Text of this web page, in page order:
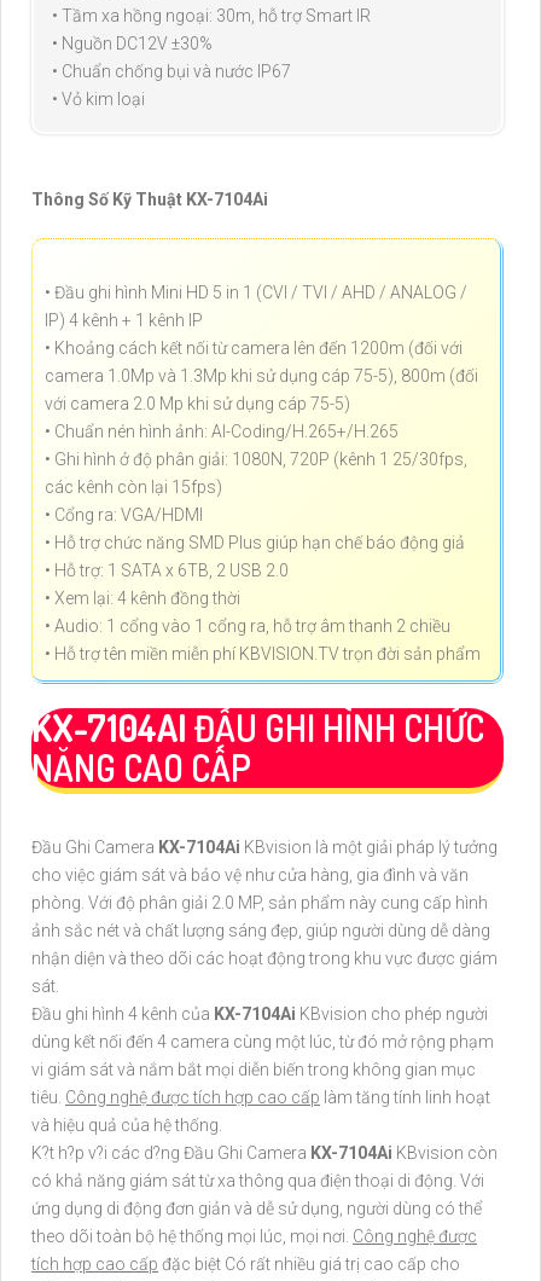
• Tầm xa hồng ngoại: 30m, hỗ trợ Smart IR
• Nguồn DC12V ±30%
• Chuẩn chống bụi và nước IP67
• Vỏ kim loại
Thông Số Kỹ Thuật KX-7104Ai
• Đầu ghi hình Mini HD 5 in 1 (CVI / TVI / AHD / ANALOG /
IP) 4 kênh + 1 kênh IP
• Khoảng cách kết nối từ camera lên đến 1200m (đối với
camera 1.0Mp và 1.3Mp khi sử dụng cáp 75-5), 800m (đối
với camera 2.0 Mp khi sử dụng cáp 75-5)
• Chuẩn nén hình ảnh: AI-Coding/H.265+/H.265
• Ghi hình ở độ phân giải: 1080N, 720P (kênh 1 25/30fps,
các kênh còn lại 15fps)
• Cổng ra: VGA/HDMI
• Hỗ trợ chức năng SMD Plus giúp hạn chế báo động giả
• Hỗ trợ: 1 SATA x 6TB, 2 USB 2.0
• Xem lại: 4 kênh đồng thời
• Audio: 1 cổng vào 1 cổng ra, hỗ trợ âm thanh 2 chiều
• Hỗ trợ tên miền miễn phí KBVISION.TV trọn đời sản phẩm
KX-7104AI ĐẦU GHI HÌNH CHỨC
NĂNG CAO CẤP
Đầu Ghi Camera KX-7104Ai KBvision là một giải pháp lý tưởng
cho việc giám sát và bảo vệ như cửa hàng, gia đình và văn
phòng. Với độ phân giải 2.0 MP, sản phẩm này cung cấp hình
ảnh sắc nét và chất lượng sáng đẹp, giúp người dùng dễ dàng
nhận diện và theo dõi các hoạt động trong khu vực được giám
sát.
Đầu ghi hình 4 kênh của KX-7104Ai KBvision cho phép người
dùng kết nối đến 4 camera cùng một lúc, từ đó mở rộng phạm
vi giám sát và nắm bắt mọi diễn biến trong không gian mục
tiêu. Công nghệ được tích hợp cao cấp làm tăng tính linh hoạt
và hiệu quả của hệ thống.
K?t h?p v?i các d?ng Đầu Ghi Camera KX-7104Ai KBvision còn
có khả năng giám sát từ xa thông qua điện thoại di động. Với
ứng dụng di động đơn giản và dễ sử dụng, người dùng có thể
theo dõi toàn bộ hệ thống mọi lúc, mọi nơi. Công nghệ được
tích hợp cao cấp đặc biệt Có rất nhiều giá trị cao cấp cho